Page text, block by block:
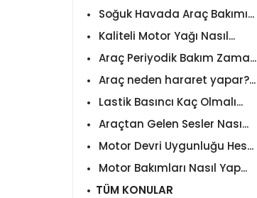
Soğuk Havada Araç Bakımı...
Kaliteli Motor Yağı Nasıl...
Araç Periyodik Bakım Zama...
Araç neden hararet yapar?...
Lastik Basıncı Kaç Olmalı...
Araçtan Gelen Sesler Nası...
Motor Devri Uygunluğu Hes...
Motor Bakımları Nasıl Yap...
TÜM KONULAR